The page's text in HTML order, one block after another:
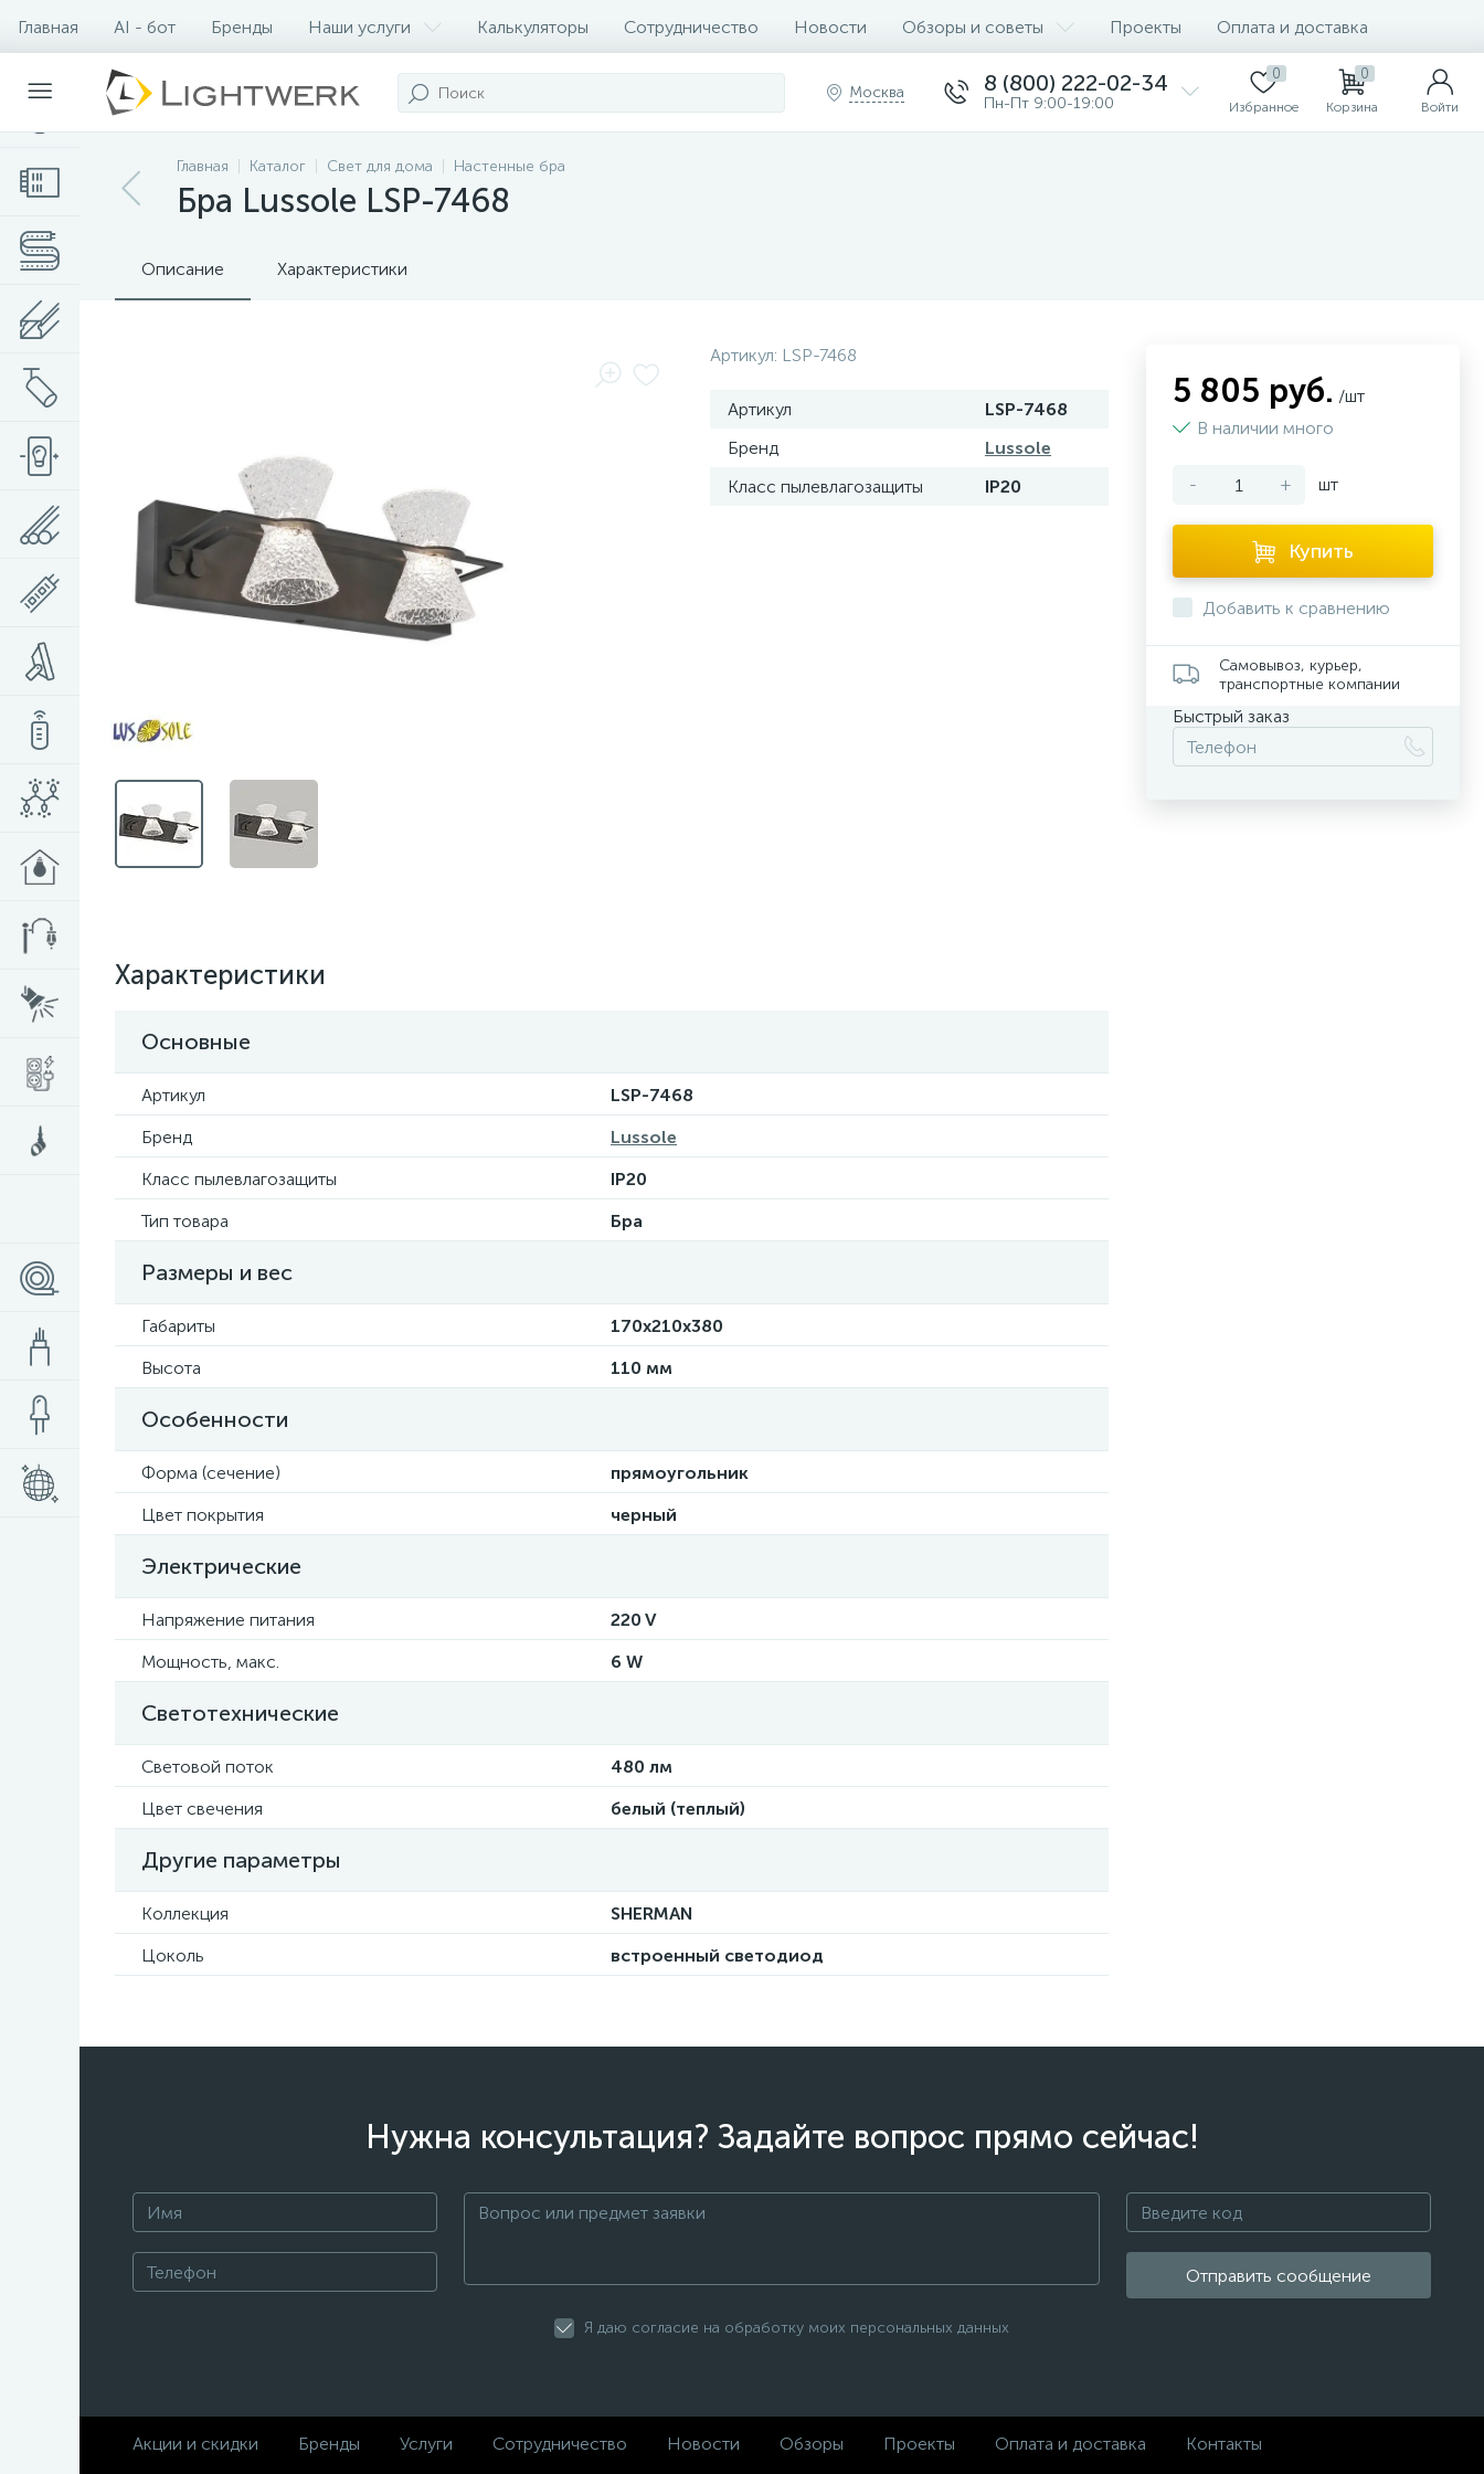
Главная AI - бот Бренды Наши услуги Калькуляторы Сотрудничество Новости Обзоры и советы Проекты Оплата и доставка
Контакты
Москва 8 (800) 222-02-34
Пн-Пт 9:00-19:00
0
Избранное
0
Корзина Войти
Главная Каталог Свет для дома Настенные бра
Бра Lussole LSP-7468
Описание Характеристики
Артикул: LSP-7468
Артикул
LSP-7468
Бренд
Lussole
Класс пылевлагозащиты
IP20
Характеристики
Основные
Артикул
LSP-7468
Бренд
Lussole
Класс пылевлагозащиты
IP20
Тип товара
Бра
Размеры и вес
Габариты
170х210х380
Высота
110 мм
Особенности
Форма (сечение)
прямоугольник
Цвет покрытия
черный
Электрические
Напряжение питания
220 V
Мощность, макс.
6 W
Светотехнические
Световой поток
480 лм
Цвет свечения
белый (теплый)
Другие параметры
Коллекция
SHERMAN
Цоколь
встроенный светодиод
5 805 руб. /шт
В наличии много
- + шт
Купить
Добавить к сравнению
Самовывоз, курьер,
транспортные компании
Быстрый заказ
Нужна консультация? Задайте вопрос прямо сейчас!
Отправить сообщение
Я даю согласие на обработку моих персональных данных
Акции и скидки Бренды Услуги Сотрудничество Новости Обзоры Проекты Оплата и доставка Контакты